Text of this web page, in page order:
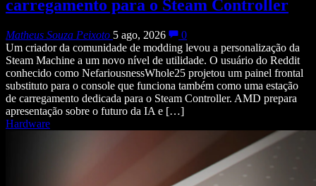
carregamento para o Steam Controller
Matheus Souza Peixoto 5 ago, 2026
0
Um criador da comunidade de modding levou a personalização da
Steam Machine a um novo nível de utilidade. O usuário do Reddit
conhecido como NefariousnessWhole25 projetou um painel frontal
substituto para o console que funciona também como uma estação
de carregamento dedicada para o Steam Controller. AMD prepara
apresentação sobre o futuro da IA e […]
Hardware